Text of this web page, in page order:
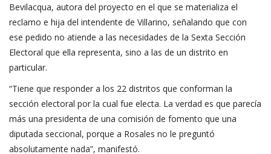
Bevilacqua, autora del proyecto en el que se materializa el
reclamo e hija del intendente de Villarino, señalando que con
ese pedido no atiende a las necesidades de la Sexta Sección
Electoral que ella representa, sino a las de un distrito en
particular.
“Tiene que responder a los 22 distritos que conforman la
sección electoral por la cual fue electa. La verdad es que parecía
más una presidenta de una comisión de fomento que una
diputada seccional, porque a Rosales no le preguntó
absolutamente nada”, manifestó.